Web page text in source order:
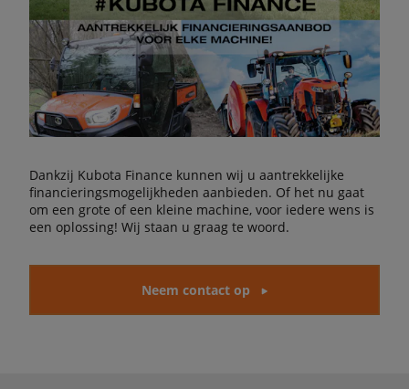
Dankzij Kubota Finance kunnen wij u aantrekkelijke
financieringsmogelijkheden aanbieden. Of het nu gaat
om een grote of een kleine machine, voor iedere wens is
een oplossing! Wij staan u graag te woord.
Neem contact op